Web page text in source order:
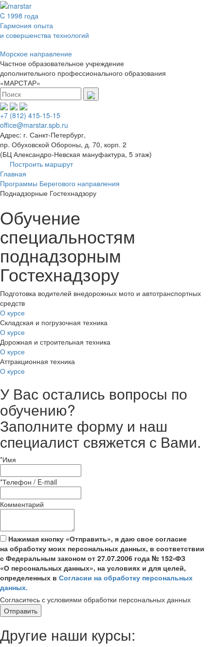
C 1998 года
Гармония опыта
и совершенства технологий
Морское направление
Частное образовательное учреждение
дополнительного профессионального образования
«МАРСТАР»
+7 (812) 415-15-15
office@marstar.spb.ru
Адрес: г. Санкт-Петербург,
пр. Обуховской Обороны, д. 70, корп. 2
(БЦ Александро-Невская мануфактура, 5 этаж)
Построить маршрут
Главная
Программы Берегового направления
Поднадзорные Гостехнадзору
Обучение
специальностям
поднадзорным
Гостехнадзору
Подготовка водителей внедорожных мото и автотранспортных
средств
О курсе
Складская и погрузочная техника
О курсе
Дорожная и строительная техника
О курсе
Аттракционная техника
О курсе
У Вас остались вопросы по
обучению?
Заполните форму и наш
специалист свяжется с Вами.
*Имя
*Телефон / E-mail
Комментарий
Нажимая кнопку «Отправить», я даю свое согласие
на обработку моих персональных данных, в соответствии
с Федеральным законом от 27.07.2006 года № 152-ФЗ
«О персональных данных», на условиях и для целей,
определенных в Согласии на обработку персональных
данных.
Согласитесь с условиями обработки персональных данных
Отправить
Другие наши курсы: